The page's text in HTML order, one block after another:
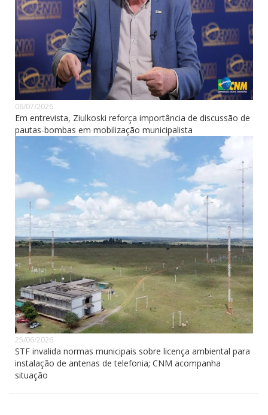
06/07/2026
Em entrevista, Ziulkoski reforça importância de discussão de
pautas-bombas em mobilização municipalista
25/06/2026
STF invalida normas municipais sobre licença ambiental para
instalação de antenas de telefonia; CNM acompanha
situação